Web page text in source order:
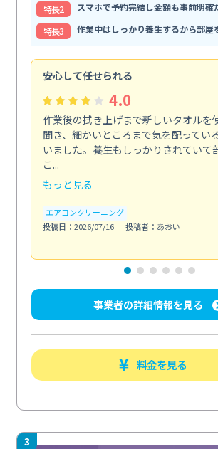
特⻑2
特⻑3
安心して任せられる
4.0
作業後の拭き上げまで新しいタオルを
聞き、細かいところまで気を配ってい
いました。養生もしっかりされていて
こ...
もっと見る
エアコンクリーニング
投稿日：2026/07/16
投稿者：あおい
事業者の詳細情報を見る
料金を見る
3